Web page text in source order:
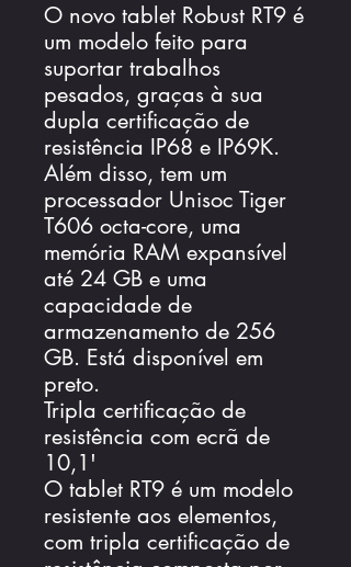
O novo tablet Robust RT9 é
um modelo feito para
suportar trabalhos
pesados, graças à sua
dupla certificação de
resistência IP68 e IP69K.
Além disso, tem um
processador Unisoc Tiger
T606 octa-core, uma
memória RAM expansível
até 24 GB e uma
capacidade de
armazenamento de 256
GB. Está disponível em
preto.
Tripla certificação de
resistência com ecrã de
10,1'
O tablet RT9 é um modelo
resistente aos elementos,
com tripla certificação de